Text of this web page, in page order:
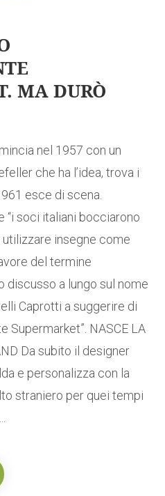
MA DURÒ
nel 1957 con un
che ha l’idea, trova i
esce di scena.
“i soci italiani bocciarono
insegne come
del termine
discusso a lungo sul nome
Caprotti a suggerire di
Supermarket”. NASCE LA
Da subito il designer
e personalizza con la
straniero per quei tempi